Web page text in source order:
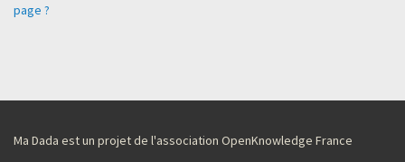
page ?
Ma Dada est un projet de l'association OpenKnowledge France